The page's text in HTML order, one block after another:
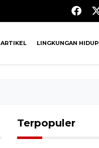
ARTIKEL LINGKUNGAN HIDUP
Terpopuler